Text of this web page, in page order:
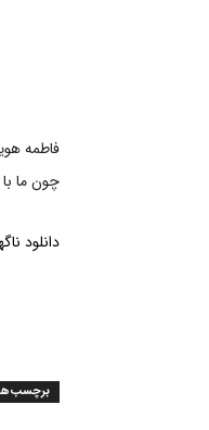
فاطمه
چون ما
دانلود